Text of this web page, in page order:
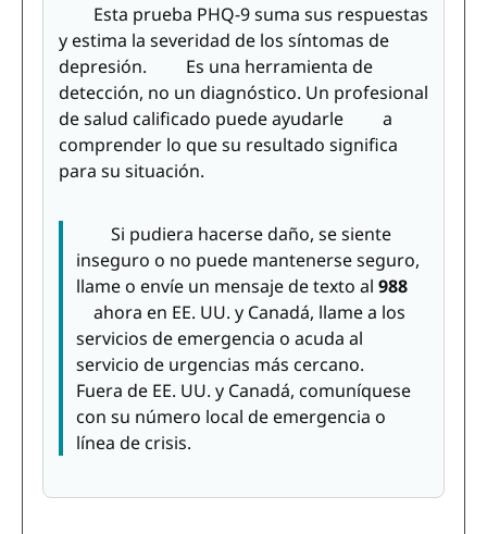
Esta prueba PHQ-9 suma sus respuestas
y estima la severidad de los síntomas de
depresión. Es una herramienta de
detección, no un diagnóstico. Un profesional
de salud calificado puede ayudarle a
comprender lo que su resultado significa
para su situación.
Si pudiera hacerse daño, se siente
inseguro o no puede mantenerse seguro,
llame o envíe un mensaje de texto al 988
ahora en EE. UU. y Canadá, llame a los
servicios de emergencia o acuda al
servicio de urgencias más cercano.
Fuera de EE. UU. y Canadá, comuníquese
con su número local de emergencia o
línea de crisis.